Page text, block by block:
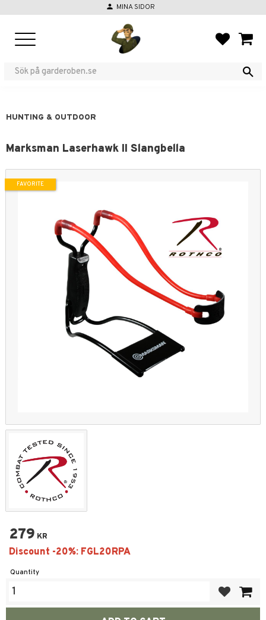
person MINA SIDOR
HUNTING & OUTDOOR
Marksman Laserhawk II Slangbella
FAVORITE
279 KR
Quantity